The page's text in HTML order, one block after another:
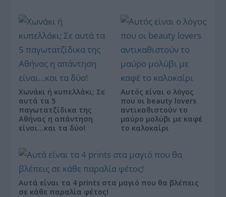
Χωνάκι ή κυπελλάκι; Σε
αυτά τα 5
παγωτατζίδικα της
Αθήνας η απάντηση
είναι…και τα δύο!
Αυτός είναι ο λόγος
που οι beauty lovers
αντικαθιστούν το
μαύρο μολύβι με καφέ
το καλοκαίρι
Αυτά είναι τα 4 prints στα μαγιό που θα βλέπεις
σε κάθε παραλία φέτος!